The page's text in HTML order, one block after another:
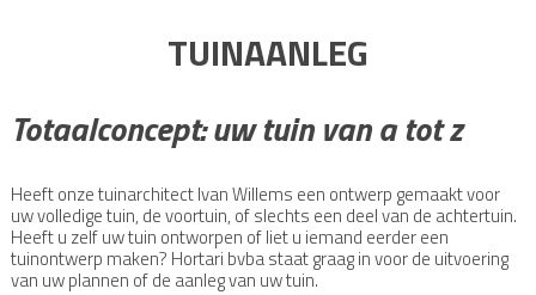
TUINAANLEG
Totaalconcept: uw tuin van a tot z
Heeft onze tuinarchitect Ivan Willems een ontwerp gemaakt voor
uw volledige tuin, de voortuin, of slechts een deel van de achtertuin.
Heeft u zelf uw tuin ontworpen of liet u iemand eerder een
tuinontwerp maken? Hortari bvba staat graag in voor de uitvoering
van uw plannen of de aanleg van uw tuin.